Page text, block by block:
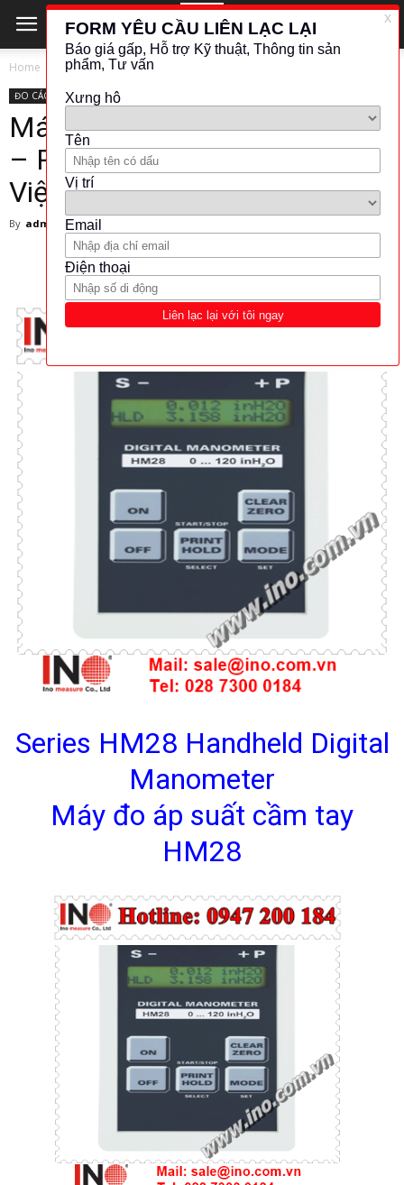
Home ĐO CÁC ĐẠI LƯỢNG ĐIỆN
ĐO CÁC ĐẠI LƯỢNG ĐIỆN
Máy đo áp suất cầm tay AOIP
– Pressure – HM28 – AOIP
Việt Nam
By admin - 5 February 2018
Series HM28 Handheld Digital
Manometer
Máy đo áp suất cầm tay
HM28